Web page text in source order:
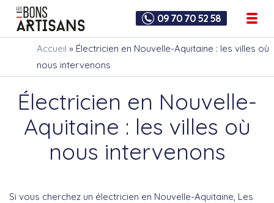
09 70 70 52 58
Accueil » Électricien en Nouvelle-Aquitaine : les villes où
nous intervenons
Électricien en Nouvelle-
Aquitaine : les villes où
nous intervenons
Si vous cherchez un électricien en Nouvelle-Aquitaine, Les